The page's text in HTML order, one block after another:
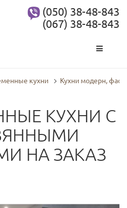
(050) 38-48-843
(067) 38-48-843
кухни Кухни модерн,
КУХНИ С
НА ЗАКАЗ